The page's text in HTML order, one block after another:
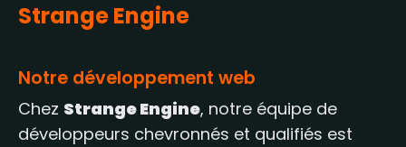
Strange Engine
Notre développement web
Chez Strange Engine, notre équipe de
développeurs chevronnés et qualifiés est